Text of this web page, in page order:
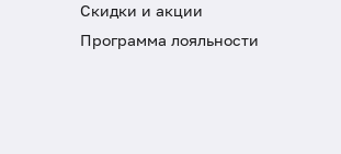
Скидки и акции
Программа лояльности